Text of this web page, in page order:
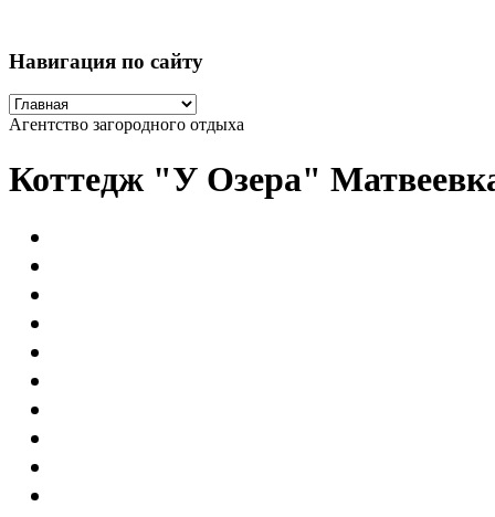
Навигация по сайту
Агентство загородного отдыха
Коттедж "У Озера"